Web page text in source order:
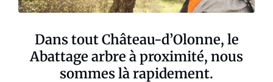
Dans tout Château-d’Olonne, le
Abattage arbre à proximité, nous
sommes là rapidement.